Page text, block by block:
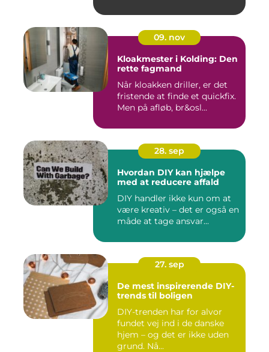
09. nov
Kloakmester i Kolding: Den
rette fagmand
Når kloakken driller, er det
fristende at finde et quickfix.
Men på afløb, br&osl...
28. sep
Hvordan DIY kan hjælpe
med at reducere affald
DIY handler ikke kun om at
være kreativ – det er også en
måde at tage ansvar...
27. sep
De mest inspirerende DIY-
trends til boligen
DIY-trenden har for alvor
fundet vej ind i de danske
hjem – og det er ikke uden
grund. Nå...